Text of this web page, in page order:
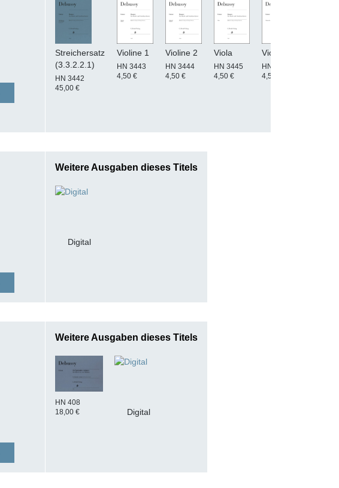
Streichersatz
(3.3.2.2.1)
HN 3442
45,00 €
Violine 1
HN 3443
4,50 €
Violine 2
HN 3444
4,50 €
Viola
HN 3445
4,50 €
Violoncello
HN 3446
4,50 €
Weitere Ausgaben dieses Titels
Digital
Weitere Ausgaben dieses Titels
HN 408
18,00 €
Digital